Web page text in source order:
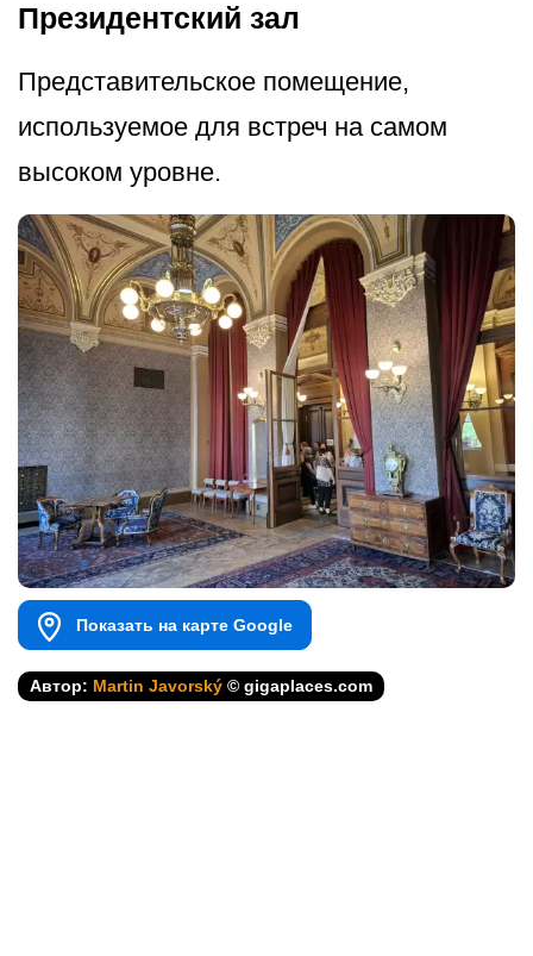
Президентский зал
Представительское помещение,
используемое для встреч на самом
высоком уровне.
Показать на карте Google
Автор: Martin Javorský © gigaplaces.com